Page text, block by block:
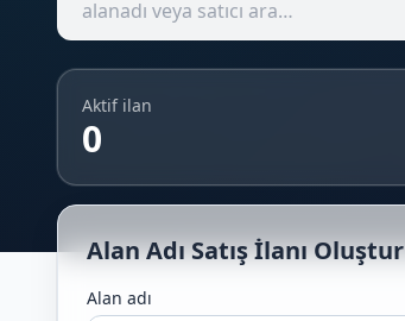
Aktif ilan
0
Alan Adı Satış İlanı Oluştur
Alan adı